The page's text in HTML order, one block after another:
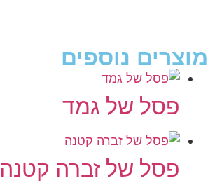
מוצרים נוספים
פסל של גמד
פסל של זברה קטנה